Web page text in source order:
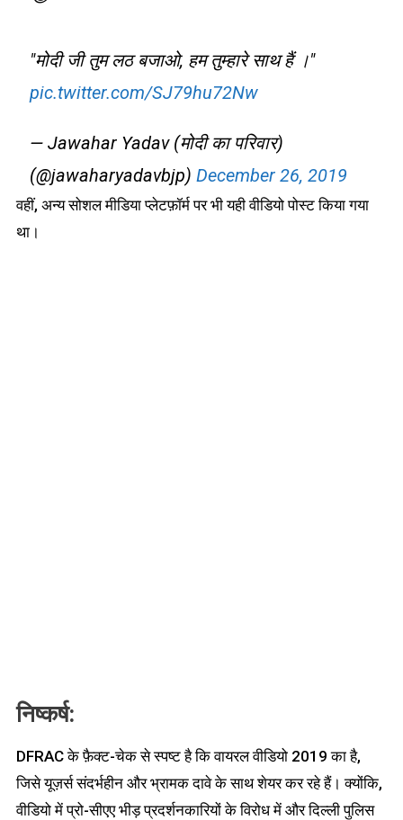
"मोदी जी तुम लठ बजाओ, हम तुम्हारे साथ हैं ।"
pic.twitter.com/SJ79hu72Nw
— Jawahar Yadav (मोदी का परिवार)
(@jawaharyadavbjp) December 26, 2019
वहीं, अन्य सोशल मीडिया प्लेटफ़ॉर्म पर भी यही वीडियो पोस्ट किया गया
था।
निष्कर्ष:
DFRAC के फ़ैक्ट-चेक से स्पष्ट है कि वायरल वीडियो 2019 का है,
जिसे यूज़र्स संदर्भहीन और भ्रामक दावे के साथ शेयर कर रहे हैं। क्योंकि,
वीडियो में प्रो-सीएए भीड़ प्रदर्शनकारियों के विरोध में और दिल्ली पुलिस